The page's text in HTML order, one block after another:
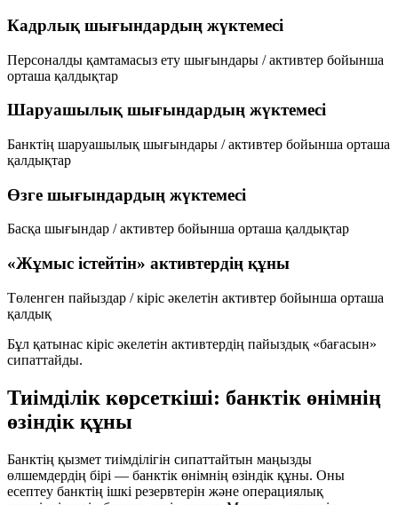
Кадрлық шығындардың жүктемесі
Персоналды қамтамасыз ету шығындары / активтер бойынша
орташа қалдықтар
Шаруашылық шығындардың жүктемесі
Банктің шаруашылық шығындары / активтер бойынша орташа
қалдықтар
Өзге шығындардың жүктемесі
Басқа шығындар / активтер бойынша орташа қалдықтар
«Жұмыс істейтін» активтердің құны
Төленген пайыздар / кіріс әкелетін активтер бойынша орташа
қалдық
Бұл қатынас кіріс әкелетін активтердің пайыздық «бағасын»
сипаттайды.
Тиімділік көрсеткіші: банктік өнімнің
өзіндік құны
Банктің қызмет тиімділігін сипаттайтын маңызды
өлшемдердің бірі — банктік өнімнің өзіндік құны. Оны
есептеу банктің ішкі резервтерін және операциялық